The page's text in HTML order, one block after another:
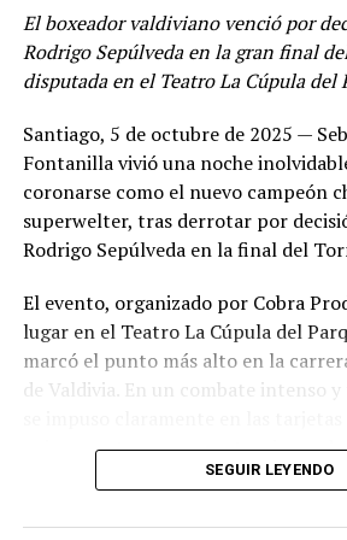
unánime aMatías Lizama
Eduardo Neira(Fighter
Ámbar Domke(Club KO)
Fuentes(Apacheta).
Nicolás Mellado(Hierro Gym)
Matías Cortés (Las Ánimas).
Vera(Club Boxeo Osorno).
Marcela Alarcón(Club KO)
(Apacheta).
Boquillard(Fighter Ground).
Martín “Puma”(Club KO) cerró
con una victoria por decisión
El boxeador valdiviano venció por
Rodrigo Sepúlveda en la gran final
disputada en el Teatro La Cúpula del
Santiago, 5 de octubre de 2025 —
Fontanilla vivió una noche
coronarse como el nuevo campeón
superwelter, tras derrotar por
Rodrigo Sepúlveda en la final del
El evento, organizado por Cobra
lugar en el Teatro La Cúpula del
marcó el punto más alto en la
de Valdivia. En un combate intenso
quienes entregaron puntuaciones
Con esta victoria, el “Lobo” no solo
SEGUIR LEYENDO